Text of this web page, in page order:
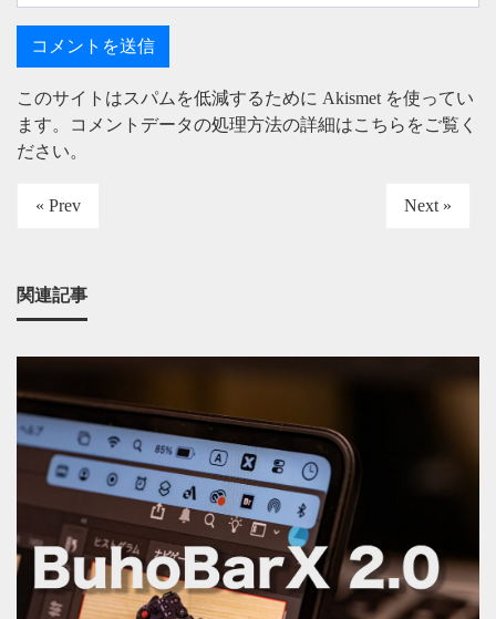
このサイトはスパムを低減するために Akismet を使ってい
ます。
コメントデータの処理方法の詳細はこちらをご覧く
ださい。
« Prev Next »
関連記事